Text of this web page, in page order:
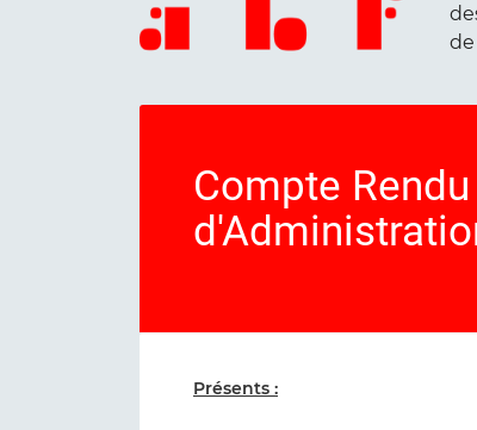
de
Compte
Présents :